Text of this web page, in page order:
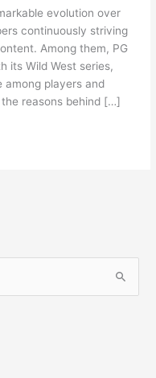
evolution over
continuously striving
Among them, PG
its Wild West series,
among players and
reasons behind […]